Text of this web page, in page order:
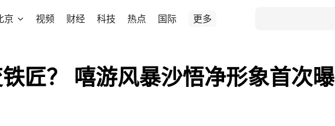
京 视频 财经 科技 热点 国际 更多
匠？ 嘻游风暴沙悟净形象首次曝